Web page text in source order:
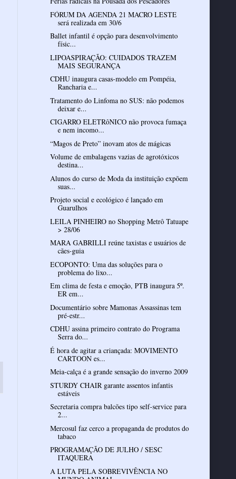
FÓRUM DA AGENDA 21 MACRO LESTE
será realizada em 30/6
Ballet infantil é opção para desenvolvimento
físic...
LIPOASPIRAÇÃO: CUIDADOS TRAZEM
MAIS SEGURANÇA
CDHU inaugura casas-modelo em Pompéia,
Rancharia e...
Tratamento do Linfoma no SUS: não podemos
deixar e...
CIGARRO ELETRôNICO não provoca fumaça
e nem incomo...
“Magos de Preto” inovam atos de mágicas
Volume de embalagens vazias de agrotóxicos
destina...
Alunos do curso de Moda da instituição expõem
suas...
Projeto social e ecológico é lançado em
Guarulhos
LEILA PINHEIRO no Shopping Metrô Tatuape
> 28/06
MARA GABRILLI reúne taxistas e usuários de
cães-guia
ECOPONTO: Uma das soluções para o
problema do lixo...
Em clima de festa e emoção, PTB inaugura 5º.
ER em...
Documentário sobre Mamonas Assassinas tem
pré-estr...
CDHU assina primeiro contrato do Programa
Serra do...
É hora de agitar a criançada: MOVIMENTO
CARTOON es...
Meia-calça é a grande sensação do inverno 2009
STURDY CHAIR garante assentos infantis
estáveis
Secretaria compra balcões tipo self-service para
2...
Mercosul faz cerco a propaganda de produtos do
tabaco
PROGRAMAÇÃO DE JULHO / SESC
ITAQUERA
A LUTA PELA SOBREVIVÊNCIA NO